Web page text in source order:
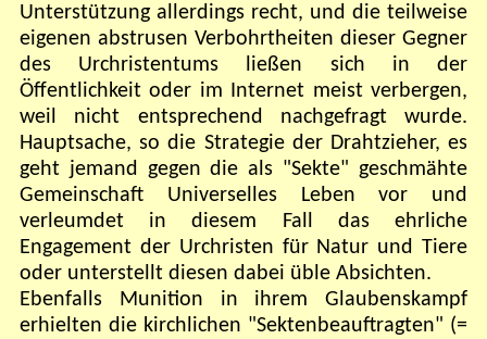
Unterstützung allerdings recht, und die teilweise
eigenen abstrusen Verbohrtheiten dieser Gegner
des Urchristentums ließen sich in der
Öffentlichkeit oder im Internet meist verbergen,
weil nicht entsprechend nachgefragt wurde.
Hauptsache, so die Strategie der Drahtzieher, es
geht jemand gegen die als "Sekte" geschmähte
Gemeinschaft Universelles Leben vor und
verleumdet in diesem Fall das ehrliche
Engagement der Urchristen für Natur und Tiere
oder unterstellt diesen dabei üble Absichten.
Ebenfalls Munition in ihrem Glaubenskampf
erhielten die kirchlichen "Sektenbeauftragten" (=